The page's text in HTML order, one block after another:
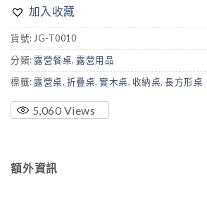
加入收藏
貨號: JG-T0010
分類: 露營餐桌, 露營用品
標籤: 露營桌, 折疊桌, 實木桌, 收納桌, 長方形桌
5,060 Views
額外資訊